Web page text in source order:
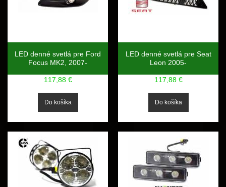
LED denné svetlá pre Ford
Focus MK2, 2007-
117,88 €
LED denné svetlá pre Seat
Leon 2005-
117,88 €